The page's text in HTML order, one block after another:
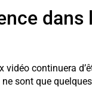
dans
continuera
sont que